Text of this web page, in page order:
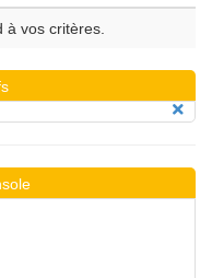
à vos critères.